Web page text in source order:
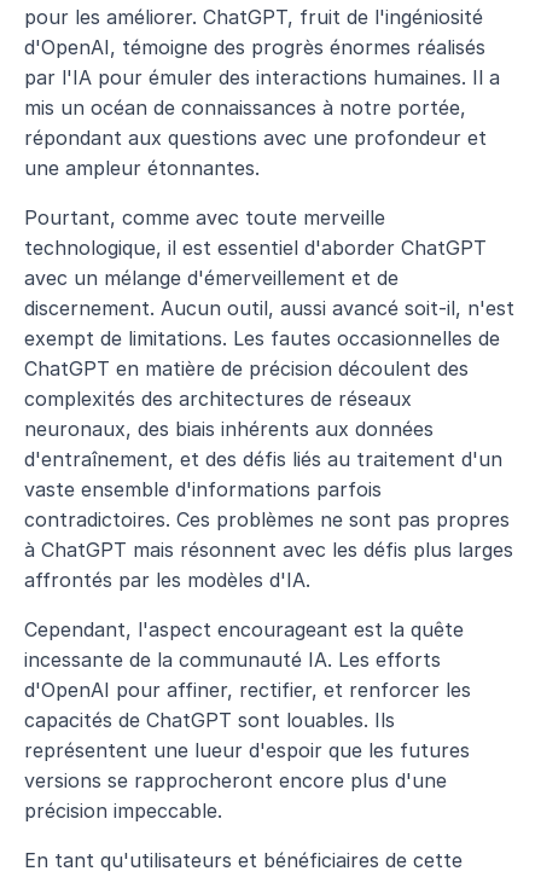
pour les améliorer. ChatGPT, fruit de l'ingéniosité
d'OpenAI, témoigne des progrès énormes réalisés
par l'IA pour émuler des interactions humaines. Il a
mis un océan de connaissances à notre portée,
répondant aux questions avec une profondeur et
une ampleur étonnantes.
Pourtant, comme avec toute merveille
technologique, il est essentiel d'aborder ChatGPT
avec un mélange d'émerveillement et de
discernement. Aucun outil, aussi avancé soit-il, n'est
exempt de limitations. Les fautes occasionnelles de
ChatGPT en matière de précision découlent des
complexités des architectures de réseaux
neuronaux, des biais inhérents aux données
d'entraînement, et des défis liés au traitement d'un
vaste ensemble d'informations parfois
contradictoires. Ces problèmes ne sont pas propres
à ChatGPT mais résonnent avec les défis plus larges
affrontés par les modèles d'IA.
Cependant, l'aspect encourageant est la quête
incessante de la communauté IA. Les efforts
d'OpenAI pour affiner, rectifier, et renforcer les
capacités de ChatGPT sont louables. Ils
représentent une lueur d'espoir que les futures
versions se rapprocheront encore plus d'une
précision impeccable.
En tant qu'utilisateurs et bénéficiaires de cette